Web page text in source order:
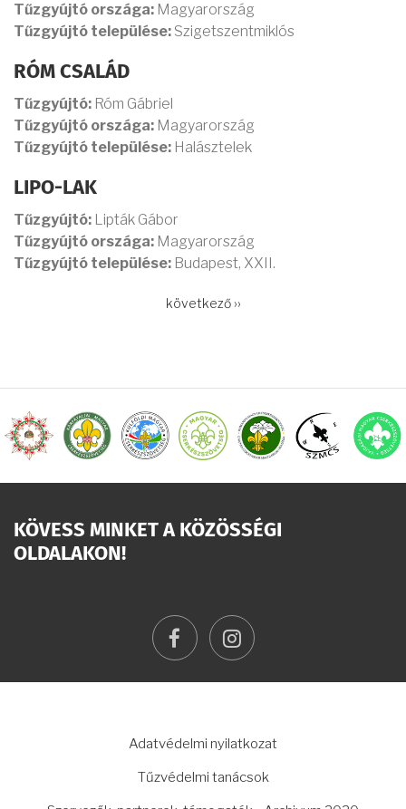
Tűzgyújtó országa: Magyarország
Tűzgyújtó települése: Szigetszentmiklós
RÓM CSALÁD
Tűzgyújtó: Róm Gábriel
Tűzgyújtó országa: Magyarország
Tűzgyújtó települése: Halásztelek
LIPO-LAK
Tűzgyújtó: Lipták Gábor
Tűzgyújtó országa: Magyarország
Tűzgyújtó települése: Budapest, XXII.
Következő
következő ››
KÖVESS MINKET A KÖZÖSSÉGI
OLDALAKON!
facebookinstagram
Adatvédelmi nyilatkozat
Tűzvédelmi tanácsok